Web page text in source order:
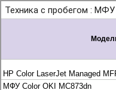
Рассчитать и заказать